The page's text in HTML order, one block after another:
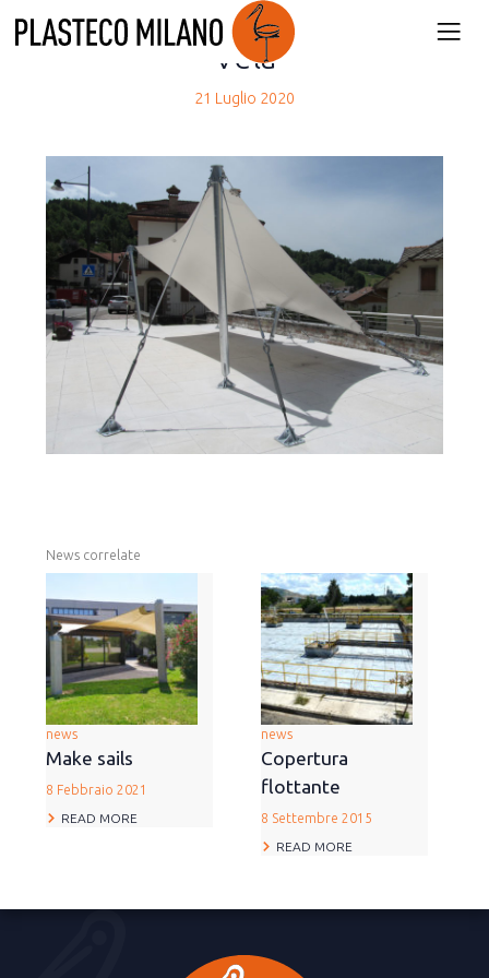
Vela
21 Luglio 2020
News correlate
news
Make sails
8 Febbraio 2021
READ MORE
news
Copertura
flottante
8 Settembre 2015
READ MORE